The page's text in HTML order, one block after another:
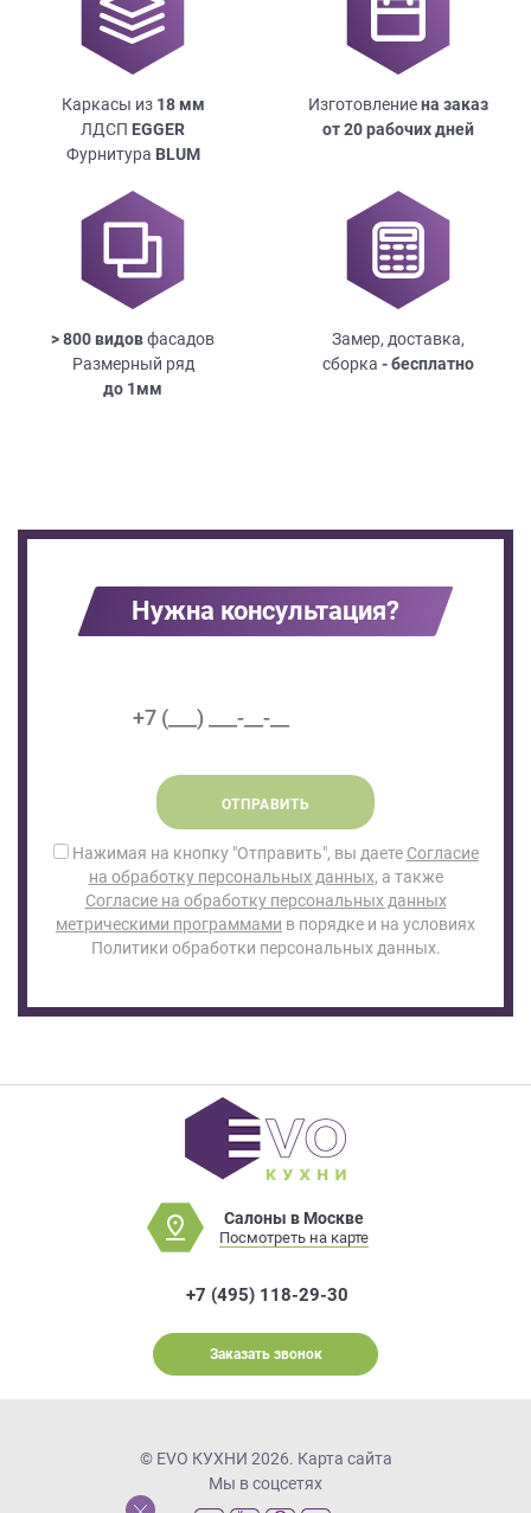
Каркасы из 18мм
ЛДСП EGGER
Фурнитура BLUM
Изготовлениена заказ
от 20 рабочих дней
> 800 видовфасадов
Размерный ряд
до 1мм
Замер, доставка,
сборка - бесплатно
Нужна консультация?
ОТПРАВИТЬ
Нажимая на кнопку "Отправить", вы даете Согласие
на обработку персональных данных, а также
Согласие на обработку персональных данных
метрическими программами в порядке и на условиях
Политики обработки персональных данных.
Салоны в Москве
Посмотреть на карте
+7 (495) 118-29-30
Заказать звонок
© EVO КУХНИ 2026. Карта сайта
Мы в соцсетях